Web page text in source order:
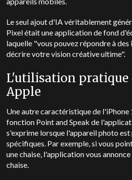
Le seul ajout d'IA véritablement
Pixel était une application de fond
laquelle "vous pouvez répondre à
décrire votre vision créative ultime".
L'utilisation pratique
Apple
Une autre caractéristique de l'iPhone
fonction Point and Speak de
s'exprime lorsque l'appareil photo
spécifiques. Par exemple, si vous
une chaise, l'application vous
chaise.